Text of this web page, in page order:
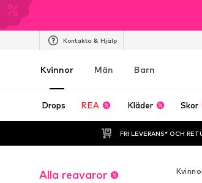
Kontakta & Hjälp
Kvinnor Män Barn
Drops REA Kläder Skor
FRI LEVERANS* OCH
Alla reavaror